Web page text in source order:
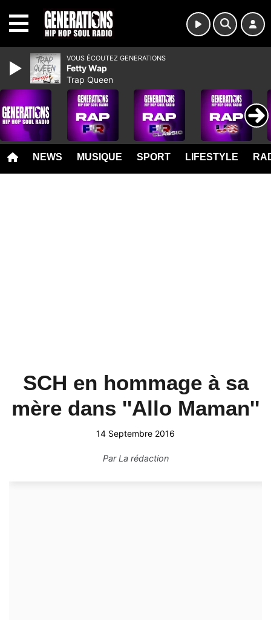
NEWS MUSIQUE SPORT LIFESTYLE
SCH en hommage à sa
mère dans ''Allo Maman''
14 Septembre 2016
ParLa rédaction
VOUS ÉCOUTEZ GENERATIONS
Fetty Wap
Trap Queen